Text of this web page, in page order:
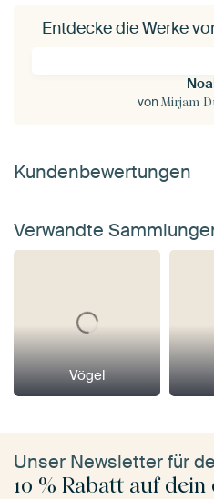
Entdecke die Werke
vonMirjam
Kundenbewertungen
Verwandte
Vögel
Unser Newsletter für
10 % Rabatt auf